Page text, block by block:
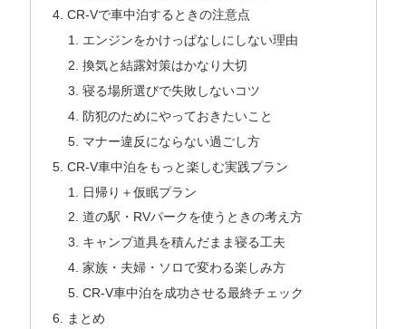
CR-Vで車中泊するときの注意点
エンジンをかけっぱなしにしない理由
換気と結露対策はかなり大切
寝る場所選びで失敗しないコツ
防犯のためにやっておきたいこと
マナー違反にならない過ごし方
CR-V車中泊をもっと楽しむ実践プラン
日帰り＋仮眠プラン
道の駅・RVパークを使うときの考え方
キャンプ道具を積んだまま寝る工夫
家族・夫婦・ソロで変わる楽しみ方
CR-V車中泊を成功させる最終チェック
まとめ